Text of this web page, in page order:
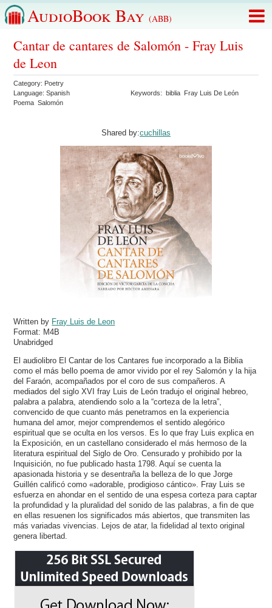
AudioBook Bay (ABB)
Cantar de cantares de Salomón - Fray Luis
de Leon
Category: Poetry
Language:Spanish Keywords:biblia Fray Luis De León
Poema Salomón
Shared by:cuchillas
Written by Fray Luis de Leon
Format: M4B
Unabridged
El audiolibro El Cantar de los Cantares fue incorporado a la Biblia
como el más bello poema de amor vivido por el rey Salomón y la hija
del Faraón, acompañados por el coro de sus compañeros. A
mediados del siglo XVI fray Luis de León tradujo el original hebreo,
palabra a palabra, atendiendo solo a la “corteza de la letra”,
convencido de que cuanto más penetramos en la experiencia
humana del amor, mejor comprendemos el sentido alegórico
espiritual que se oculta en los versos. Es lo que fray Luis explica en
la Exposición, en un castellano considerado el más hermoso de la
literatura espiritual del Siglo de Oro. Censurado y prohibido por la
Inquisición, no fue publicado hasta 1798. Aquí se cuenta la
apasionada historia y se desentraña la belleza de lo que Jorge
Guillén calificó como «adorable, prodigioso cántico». Fray Luis se
esfuerza en ahondar en el sentido de una espesa corteza para captar
la profundidad y la pluralidad del sonido de las palabras, a fin de que
en ellas resuenen los significados más abiertos, que transmiten las
más variadas vivencias. Lejos de atar, la fidelidad al texto original
genera libertad.